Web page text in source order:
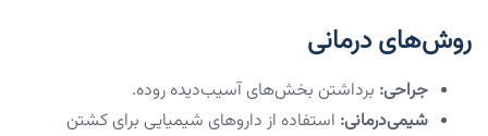
روش‌های درمانی
جراحی: برداشتن بخش‌های آسیب‌دیده روده.
شیمی‌درمانی: استفاده از داروهای شیمیایی برای کشتن